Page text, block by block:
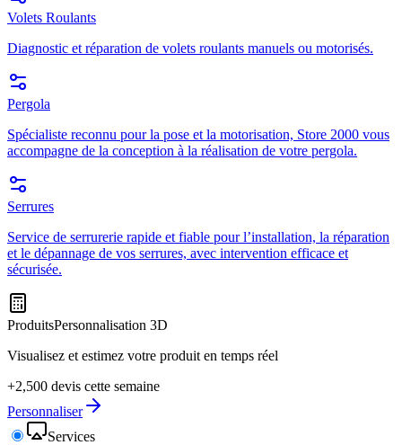
Volets Roulants
Diagnostic et réparation de volets roulants manuels ou motorisés.
Pergola
Spécialiste reconnu pour la pose et la motorisation, Store 2000 vous
accompagne de la conception à la réalisation de votre pergola.
Serrures
Service de serrurerie rapide et fiable pour l’installation, la réparation
et le dépannage de vos serrures, avec intervention efficace et
sécurisée.
ProduitsPersonnalisation 3D
Visualisez et estimez votre produit en temps réel
+2,500 devis cette semaine
Personnaliser
Services